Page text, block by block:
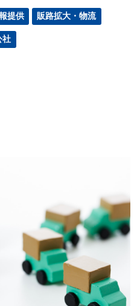
提供 販路拡大・物流
社